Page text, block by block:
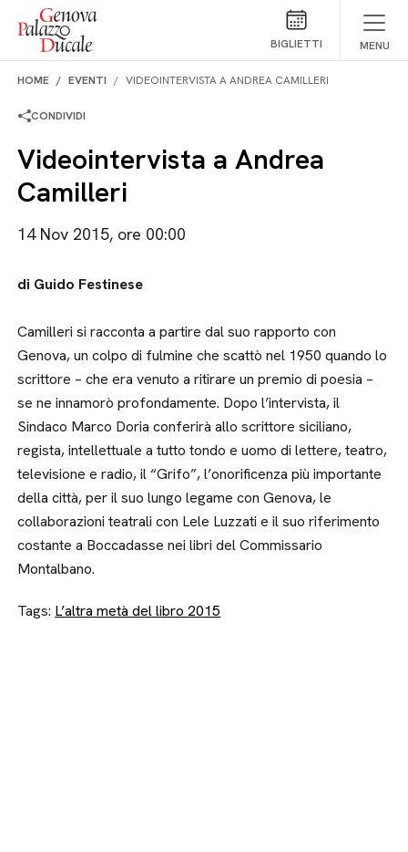
Salta al contenuto
BIGLIETTI MENU
HOME EVENTI VIDEOINTERVISTA A ANDREA CAMILLERI
CONDIVIDI
Videointervista a Andrea
Camilleri
14 Nov 2015, ore 00:00
di Guido Festinese
Camilleri si racconta a partire dal suo rapporto con
Genova, un colpo di fulmine che scattò nel 1950 quando lo
scrittore – che era venuto a ritirare un premio di poesia –
se ne innamorò profondamente. Dopo l’intervista, il
Sindaco Marco Doria conferirà allo scrittore siciliano,
regista, intellettuale a tutto tondo e uomo di lettere, teatro,
televisione e radio, il “Grifo”, l’onorificenza più importante
della città, per il suo lungo legame con Genova, le
collaborazioni teatrali con Lele Luzzati e il suo riferimento
costante a Boccadasse nei libri del Commissario
Montalbano.
Tags: L’altra metà del libro 2015